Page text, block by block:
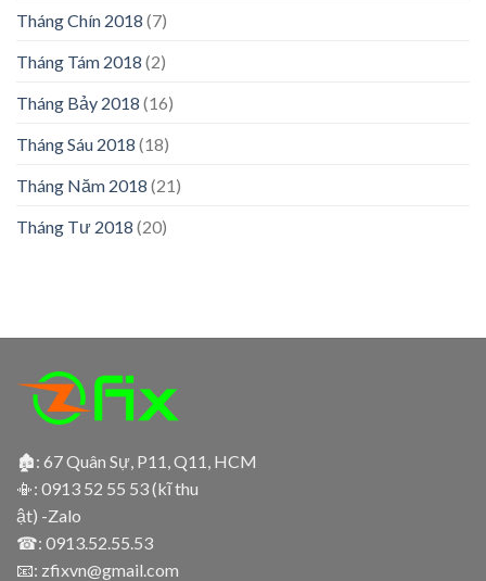
Tháng Chín 2018 (7)
Tháng Tám 2018 (2)
Tháng Bảy 2018 (16)
Tháng Sáu 2018 (18)
Tháng Năm 2018 (21)
Tháng Tư 2018 (20)
🏚: 67 Quân Sự, P11, Q11, HCM
📳: 0913 52 55 53 (kĩ thu
ật) -Zalo
☎: 0913.52.55.53
📧: zfixvn@gmail.com